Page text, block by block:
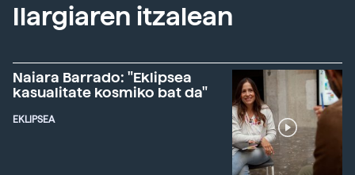
Ilargiaren itzalean
Naiara Barrado: "Eklipsea
kasualitate kosmiko bat da"
EKLIPSEA